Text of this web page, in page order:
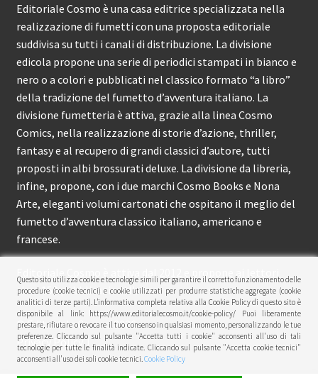
Editoriale Cosmo è una casa editrice specializzata nella
realizzazione di fumetti con una proposta editoriale
suddivisa su tutti i canali di distribuzione. La divisione
edicola propone una serie di periodici stampati in bianco e
nero o a colori e pubblicati nel classico formato “a libro”
della tradizione del fumetto d’avventura italiano. La
divisione fumetteria è attiva, grazie alla linea Cosmo
Comics, nella realizzazione di storie d’azione, thriller,
fantasy e al recupero di grandi classici d’autore, tutti
proposti in albi brossurati deluxe. La divisione da libreria,
infine, propone, con i due marchi Cosmo Books e Nona
Arte, eleganti volumi cartonati che ospitano il meglio del
fumetto d’avventura classico italiano, americano e
francese.
Editoriale Cosmo è attiva dal 2012 e propone ai lettori
circa 150 pubblicazioni l’anno.
© Editoriale Cosmo 2026
Privacy Policy
Questo sito utilizza cookie e tecnologie simili per garantire il corretto funzionamento delle
procedure (cookie tecnici) e cookie utilizzati per produrre statistiche aggregate (cookie
analitici di terze parti). L’informativa completa relativa alla Cookie Policy di questo sito è
disponibile al link: https://www.editorialecosmo.it/cookie-policy/ Puoi liberamente
prestare, rifiutare o revocare il tuo consenso in qualsiasi momento, personalizzando le tue
preferenze. Cliccando sul pulsante "Accetta tutti i cookie" acconsenti all'uso di tali
tecnologie per tutte le finalità indicate. Cliccando sul pulsante "Accetta cookie tecnici"
acconsenti all'uso dei soli cookie tecnici.Cookie Policy